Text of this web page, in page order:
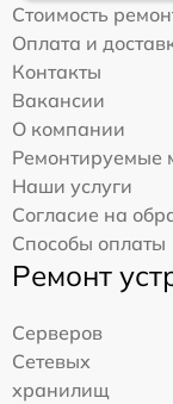
Стоимость
Оплата и
Контакты
Вакансии
О компании
Ремонтируемые
Наши услуги
Согласие на
Способы оплаты
Ремонт
Серверов
Сетевых
хранилищ